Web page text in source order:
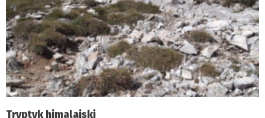
Tryptyk himalajski